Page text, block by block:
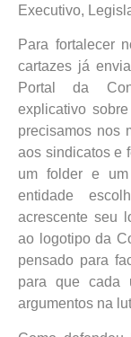
Executivo,
Para fortalecer
cartazes já
Portal da
explicativo
precisamos nos
aos sindicatos e
um folder e um
entidade
acrescente seu
ao logotipo da
pensado para
para que cada
argumentos na